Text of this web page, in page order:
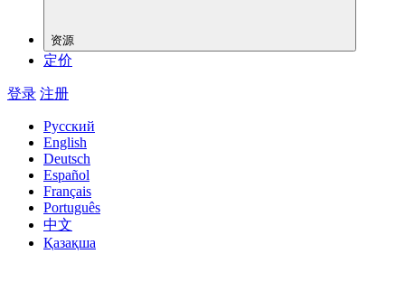
资源
定价
登录 注册
Русский
English
Deutsch
Español
Français
Português
中文
Қазақша